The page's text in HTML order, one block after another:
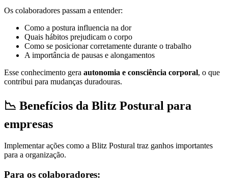
Os colaboradores passam a entender:
Como a postura influencia na dor
Quais hábitos prejudicam o corpo
Como se posicionar corretamente durante o trabalho
A importância de pausas e alongamentos
Esse conhecimento gera autonomia e consciência corporal, o que
contribui para mudanças duradouras.
📉 Benefícios da Blitz Postural para
empresas
Implementar ações como a Blitz Postural traz ganhos importantes
para a organização.
Para os colaboradores: